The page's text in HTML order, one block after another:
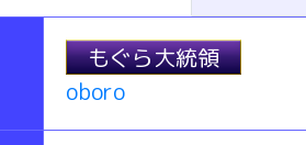
もぐら大統領
oboro